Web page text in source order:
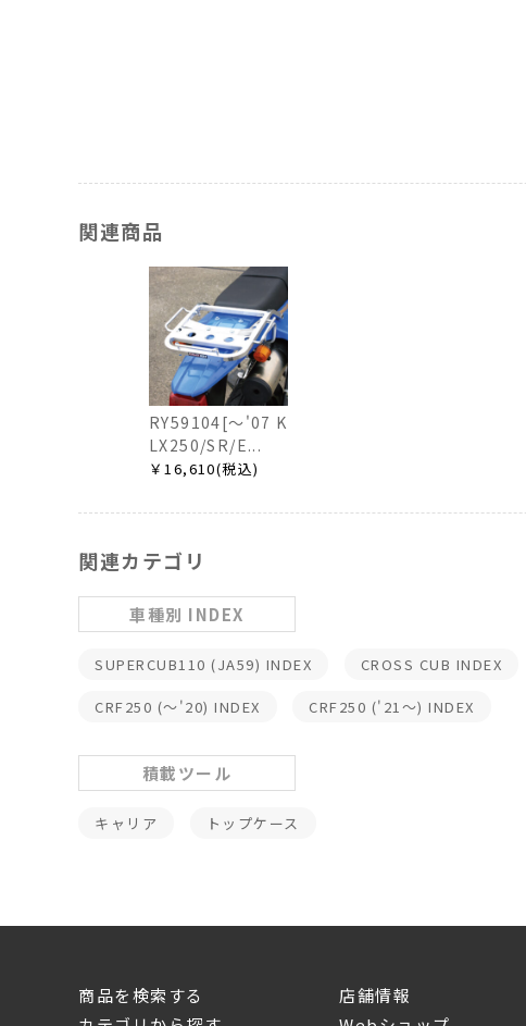
関連商品
RY59104[～'07 K
LX250/SR/E...
￥16,610(税込)
関連カテゴリ
車種別 INDEX
SUPERCUB110 (JA59) INDEX CROSS CUB INDEX
CRF250 (～'20) INDEX CRF250 ('21～) INDEX
積載ツール
キャリア トップケース
商品を検索する
店舗情報